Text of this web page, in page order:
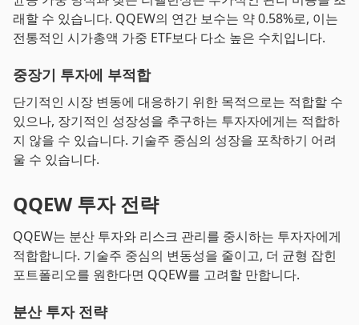
래할 수 있습니다. QQEW의 연간 보수는 약 0.58%로, 이는
전통적인 시가총액 가중 ETF보다 다소 높은 수치입니다.
중장기 투자에 부적합
단기적인 시장 변동에 대응하기 위한 목적으로는 적합할 수
있으나, 장기적인 성장성을 추구하는 투자자에게는 적합하
지 않을 수 있습니다. 기술주 중심의 성장을 포착하기 어려
울 수 있습니다.
QQEW 투자 전략
QQEW는 분산 투자와 리스크 관리를 중시하는 투자자에게
적합합니다. 기술주 중심의 변동성을 줄이고, 더 균형 잡힌
포트폴리오를 원한다면 QQEW를 고려할 만합니다.
분산 투자 전략